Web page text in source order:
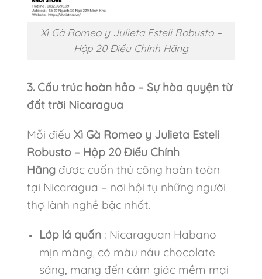
Xì Gà Romeo y Julieta Esteli Robusto –
Hộp 20 Điếu Chính Hãng
3. Cấu trúc hoàn hảo – Sự hòa quyện từ
đất trời Nicaragua
Mỗi điếu Xì Gà Romeo y Julieta Esteli
Robusto – Hộp 20 Điếu Chính
Hãng được cuốn thủ công hoàn toàn
tại Nicaragua – nơi hội tụ những người
thợ lành nghề bậc nhất.
Lớp lá quấn : Nicaraguan Habano
mịn màng, có màu nâu chocolate
sáng, mang đến cảm giác mềm mại